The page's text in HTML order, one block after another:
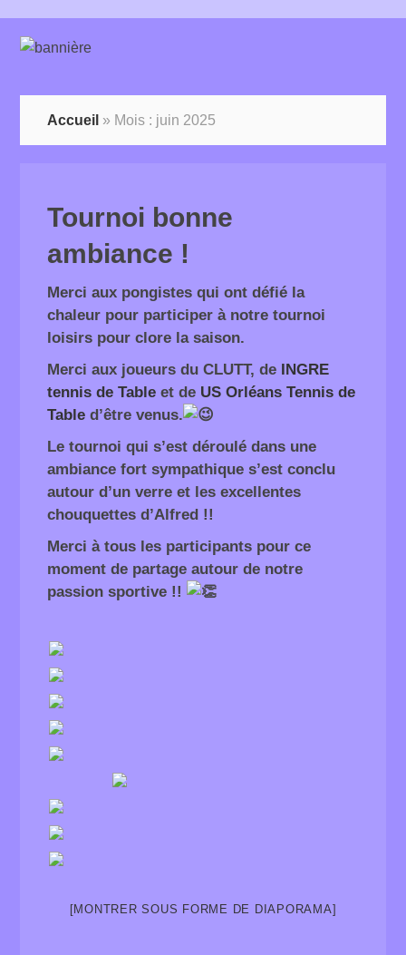
Accueil » Mois : juin 2025
Tournoi bonne
ambiance !
Merci aux pongistes qui ont défié la
chaleur pour participer à notre tournoi
loisirs pour clore la saison.
Merci aux joueurs du CLUTT, de INGRE
tennis de Table et de US Orléans Tennis de
Table d’être venus.
Le tournoi qui s’est déroulé dans une
ambiance fort sympathique s’est conclu
autour d’un verre et les excellentes
chouquettes d’Alfred !!
Merci à tous les participants pour ce
moment de partage autour de notre
passion sportive !!
[MONTRER SOUS FORME DE DIAPORAMA]